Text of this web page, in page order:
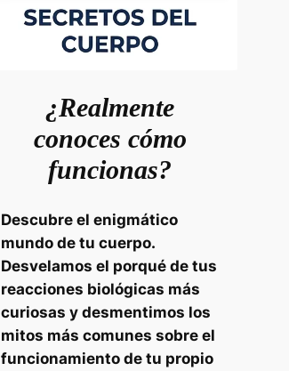
¿Realmente
conoces cómo
funcionas?
Descubre el enigmático
mundo de tu cuerpo.
Desvelamos el porqué de tus
reacciones biológicas más
curiosas y desmentimos los
mitos más comunes sobre el
funcionamiento de tu propio